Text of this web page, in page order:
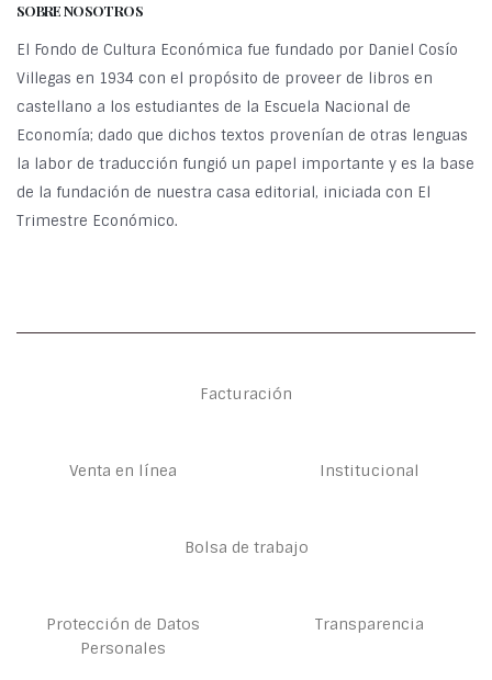
SOBRE NOSOTROS
El Fondo de Cultura Económica fue fundado por Daniel Cosío
Villegas en 1934 con el propósito de proveer de libros en
castellano a los estudiantes de la Escuela Nacional de
Economía; dado que dichos textos provenían de otras lenguas
la labor de traducción fungió un papel importante y es la base
de la fundación de nuestra casa editorial, iniciada con El
Trimestre Económico.
Facturación
Venta en línea Institucional
Bolsa de trabajo
Protección de Datos
Personales
Transparencia